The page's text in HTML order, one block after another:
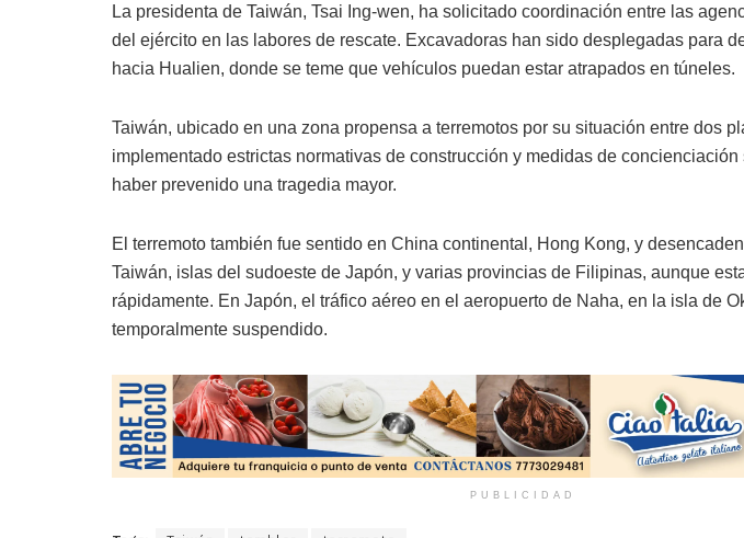
La presidenta de Taiwán, Tsai Ing-wen, ha solicitado coordinación entre las
del ejército en las labores de rescate. Excavadoras han sido desplegadas para
hacia Hualien, donde se teme que vehículos puedan estar atrapados en túneles.
Taiwán, ubicado en una zona propensa a terremotos por su situación entre dos
implementado estrictas normativas de construcción y medidas de
haber prevenido una tragedia mayor.
El terremoto también fue sentido en China continental, Hong Kong, y
Taiwán, islas del sudoeste de Japón, y varias provincias de Filipinas, aunque
rápidamente. En Japón, el tráfico aéreo en el aeropuerto de Naha, en la isla de
temporalmente suspendido.
PUBLICIDAD